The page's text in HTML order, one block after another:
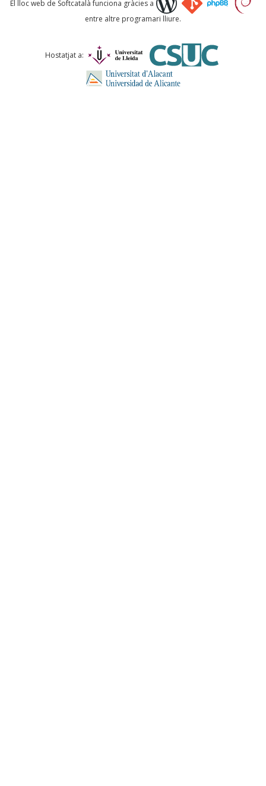
Comentari *
El lloc web de Softcatalà funciona gràcies a
entre altre programari lliure.
Hostatjat a: